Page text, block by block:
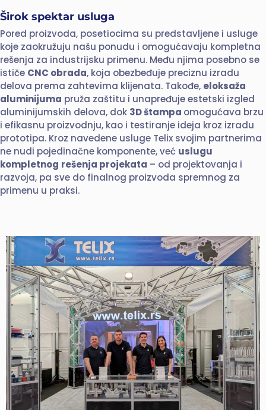
Širok spektar usluga
Pored proizvoda, posetiocima su predstavljene i usluge
koje zaokružuju našu ponudu i omogućavaju kompletna
rešenja za industrijsku primenu. Među njima posebno se
ističe CNC obrada, koja obezbeđuje preciznu izradu
delova prema zahtevima klijenata. Takođe, eloksaža
aluminijuma pruža zaštitu i unapređuje estetski izgled
aluminijumskih delova, dok 3D štampa omogućava brzu
i efikasnu proizvodnju, kao i testiranje ideja kroz izradu
prototipa. Kroz navedene usluge Telix svojim partnerima
ne nudi pojedinačne komponente, već uslugu
kompletnog rešenja projekata – od projektovanja i
razvoja, pa sve do finalnog proizvoda spremnog za
primenu u praksi.